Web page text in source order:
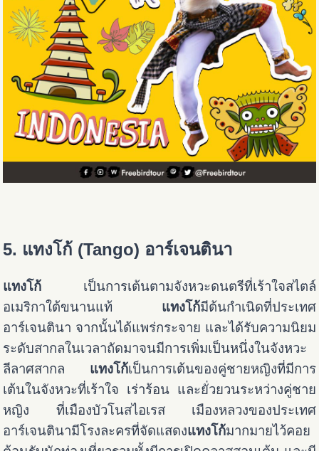
5. แทงโก้ (Tango) อาร์เจนตินา
แทงโก้ เป็นการเต้นตามจังหวะดนตรีที่เร้าใจสไตล์
อเมริกาใต้ขนานแท้ แทงโก้มีต้นกำเนิดที่ประเทศ
อาร์เจนตินา จากนั้นได้แพร่กระจาย และได้รับความนิยม
ระดับสากลในเวลาถัดมาจนมีการเพิ่มเป็นหนึ่งในจังหวะ
ลีลาศสากล แทงโก้เป็นการเต้นของคู่ชายหญิงที่มีการ
เต้นในจังหวะที่เร้าใจ เร่าร้อน และยั่วยวนระหว่างคู่ชาย
หญิง ที่เมืองบัวโนสไอเรส เมืองหลวงของประเทศ
อาร์เจนตินามีโรงละครที่จัดแสดงแทงโก้มากมายไว้คอย